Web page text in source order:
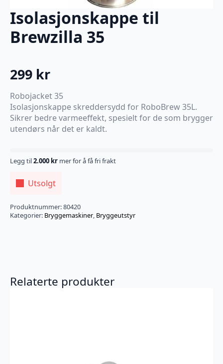
Isolasjonskappe til
Brewzilla 35
299 kr
Robojacket 35
Isolasjonskappe skreddersydd for RoboBrew 35L.
Sikrer bedre varmeeffekt, spesielt for de som brygger
utendørs når det er kaldt.
Legg til2.000 kr mer for å få fri frakt
Utsolgt
Produktnummer:80420
Kategorier: Bryggemaskiner, Bryggeutstyr
Relaterte produkter